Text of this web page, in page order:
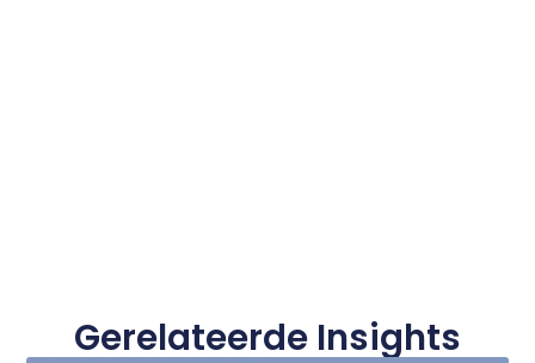
Gerelateerde Insights